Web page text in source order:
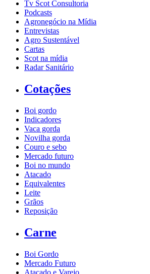
Tv Scot Consultoria
Podcasts
Agronegócio na Mídia
Entrevistas
Agro Sustentável
Cartas
Scot na mídia
Radar Sanitário
Cotações
Boi gordo
Indicadores
Vaca gorda
Novilha gorda
Couro e sebo
Mercado futuro
Boi no mundo
Atacado
Equivalentes
Leite
Grãos
Reposição
Carne
Boi Gordo
Mercado Futuro
Atacado e Varejo